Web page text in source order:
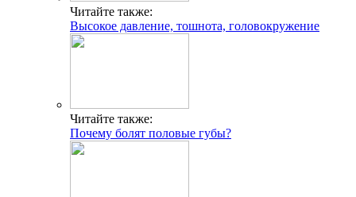
Читайте также:
Высокое давление, тошнота, головокружение
Читайте также:
Почему болят половые губы?